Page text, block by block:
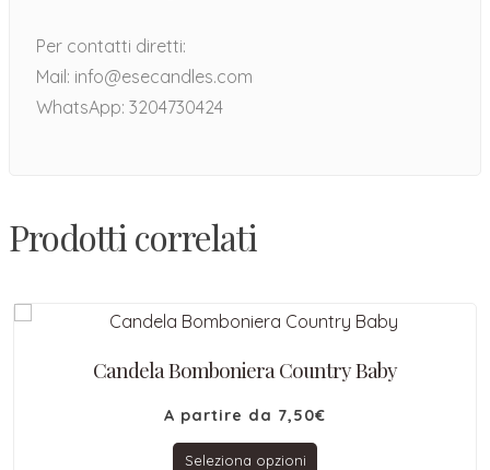
Per contatti diretti:
Mail: info@esecandles.com
WhatsApp: 3204730424
Prodotti correlati
Candela Bomboniera Country Baby
A partire da 7,50€
Seleziona opzioni